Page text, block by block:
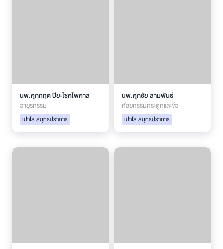
นพ.ศุภกฤต ปิยะโชคไพศาล
อายุรกรรม
เปาโล สมุทรปราการ
นพ.ศุภชัย สามพันธ์
ศัลยกรรมกระดูกและข้อ
เปาโล สมุทรปราการ